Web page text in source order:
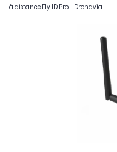
à distance Fly ID Pro - Dronavia